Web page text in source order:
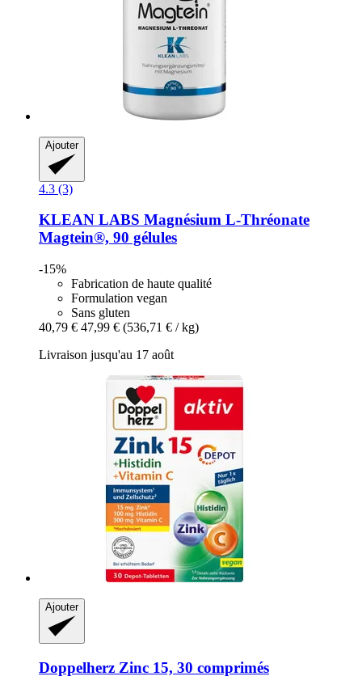
Ajouter
4.3 (3)
KLEAN LABS Magnésium L-​Thréonate
Magtein®, 90 gélules
-15%
Fabrication de haute qualité
Formulation vegan
Sans gluten
40,79 € 47,99 € (536,71 € / kg)
Livraison jusqu'au 17 août
Ajouter
Doppelherz Zinc 15, 30 comprimés